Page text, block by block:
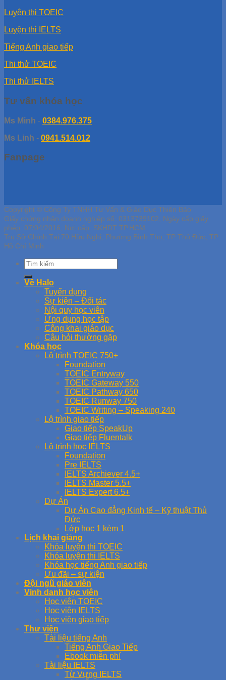
Luyện thi TOEIC
Luyện thi IELTS
Tiếng Anh giao tiếp
Thi thử TOEIC
Thi thử IELTS
Tư vấn khóa học
Ms Minh - 0384.976.375
Ms Linh - 0941.514.012
Fanpage
Copyright © Công Ty TNHH Tư Vấn & Giáo Dục Thiên Bảo
Giấy chứng nhận doanh nghiệp số: 0313739102, Ngày cấp giấy
phép: 07/04/2016, Nơi cấp: SKHDT TP.HCM
Trụ Sở Chính Tại 70 Hữu Nghị, Phường Bình Thọ, TP Thủ Đức, TP
Hồ Chí Minh
Về Halo
Tuyển dụng
Sự kiện – Đối tác
Nội quy học viên
Ứng dụng học tập
Công khai giáo dục
Câu hỏi thường gặp
Khóa học
Lộ trình TOEIC 750+
Foundation
TOEIC Entryway
TOEIC Gateway 550
TOEIC Pathway 650
TOEIC Runway 750
TOEIC Writing – Speaking 240
Lộ trình giao tiếp
Giao tiếp SpeakUp
Giao tiếp Fluentalk
Lộ trình học IELTS
Foundation
Pre IELTS
IELTS Archiever 4.5+
IELTS Master 5.5+
IELTS Expert 6.5+
Dự Án
Dự Án Cao đẳng Kinh tế – Kỹ thuật Thủ
Đức
Lớp học 1 kèm 1
Lịch khai giảng
Khóa luyện thi TOEIC
Khóa luyện thi IELTS
Khóa học tiếng Anh giao tiếp
Ưu đãi – sự kiện
Đội ngũ giáo viên
Vinh danh học viên
Học viên TOEIC
Học viên IELTS
Học viên giao tiếp
Thư viện
Tài liệu tiếng Anh
Tiếng Anh Giao Tiếp
Ebook miễn phí
Tài liệu IELTS
Từ Vựng IELTS